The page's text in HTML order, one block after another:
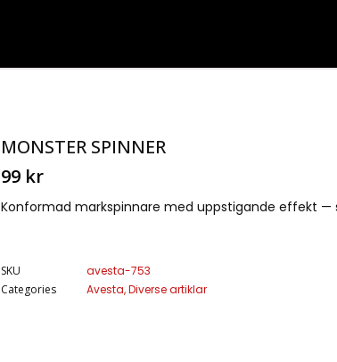
MONSTER SPINNER
99 kr
Konformad markspinnare med uppstigande effekt —
SKU
avesta-753
Categories
Avesta,Diverse artiklar